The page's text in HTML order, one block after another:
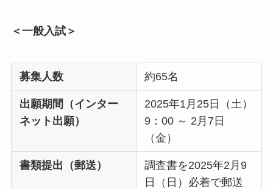
＜一般入試＞
募集人数 約65名
出願期間（インター
ネット出願）
2025年1月25日（土）
9：00 ～ 2月7日
（金）
書類提出（郵送）
調査書を2025年2月9
日（日）必着で郵送